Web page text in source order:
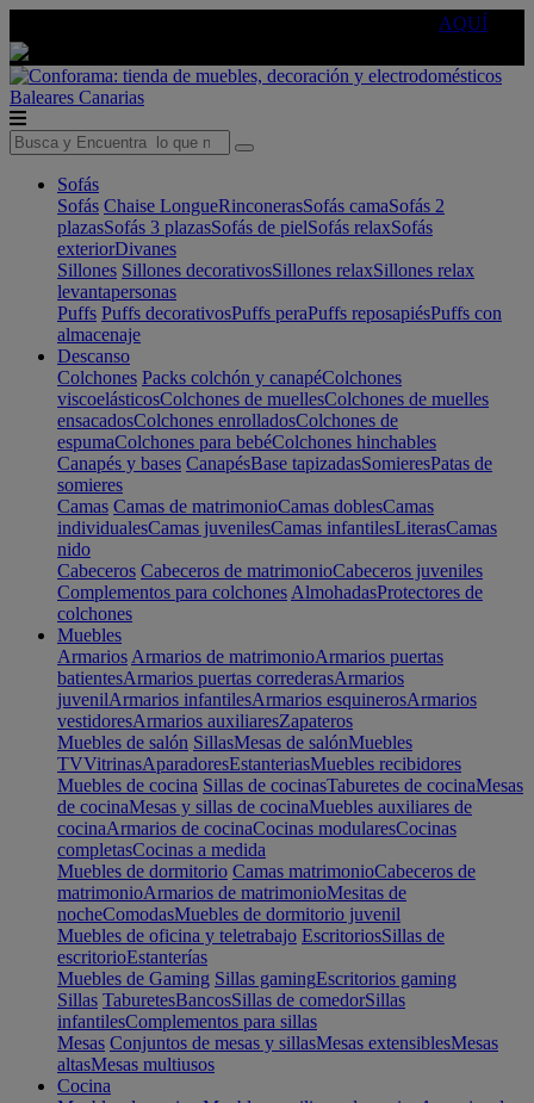
AQUÍ
Baleares Canarias
Sofás
Sofás Chaise LongueRinconerasSofás camaSofás 2
plazasSofás 3 plazasSofás de pielSofás relaxSofás
exteriorDivanes
Sillones Sillones decorativosSillones relaxSillones relax
levantapersonas
Puffs Puffs decorativosPuffs peraPuffs reposapiésPuffs con
almacenaje
Descanso
Colchones Packs colchón y canapéColchones
viscoelásticosColchones de muellesColchones de muelles
ensacadosColchones enrolladosColchones de
espumaColchones para bebéColchones hinchables
Canapés y bases CanapésBase tapizadasSomieresPatas de
somieres
Camas Camas de matrimonioCamas doblesCamas
individualesCamas juvenilesCamas infantilesLiterasCamas
nido
Cabeceros Cabeceros de matrimonioCabeceros juveniles
Complementos para colchones AlmohadasProtectores de
colchones
Muebles
Armarios Armarios de matrimonioArmarios puertas
batientesArmarios puertas correderasArmarios
juvenilArmarios infantilesArmarios esquinerosArmarios
vestidoresArmarios auxiliaresZapateros
Muebles de salón SillasMesas de salónMuebles
TVVitrinasAparadoresEstanteriasMuebles recibidores
Muebles de cocina Sillas de cocinasTaburetes de cocinaMesas
de cocinaMesas y sillas de cocinaMuebles auxiliares de
cocinaArmarios de cocinaCocinas modularesCocinas
completasCocinas a medida
Muebles de dormitorio Camas matrimonioCabeceros de
matrimonioArmarios de matrimonioMesitas de
nocheComodasMuebles de dormitorio juvenil
Muebles de oficina y teletrabajo EscritoriosSillas de
escritorioEstanterías
Muebles de Gaming Sillas gamingEscritorios gaming
Sillas TaburetesBancosSillas de comedorSillas
infantilesComplementos para sillas
Mesas Conjuntos de mesas y sillasMesas extensiblesMesas
altasMesas multiusos
Cocina